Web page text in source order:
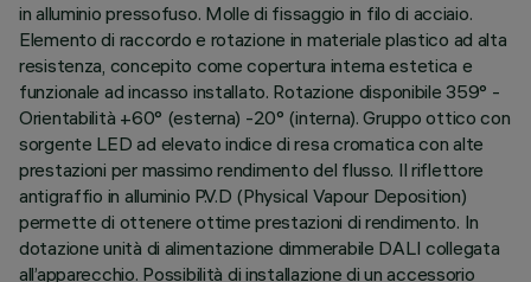
in alluminio pressofuso. Molle di fissaggio in filo di acciaio.
Elemento di raccordo e rotazione in materiale plastico ad alta
resistenza, concepito come copertura interna estetica e
funzionale ad incasso installato. Rotazione disponibile 359° -
Orientabilità +60° (esterna) -20° (interna). Gruppo ottico con
sorgente LED ad elevato indice di resa cromatica con alte
prestazioni per massimo rendimento del flusso. Il riflettore
antigraffio in alluminio P.V.D (Physical Vapour Deposition)
permette di ottenere ottime prestazioni di rendimento. In
dotazione unità di alimentazione dimmerabile DALI collegata
all’apparecchio. Possibilità di installazione di un accessorio